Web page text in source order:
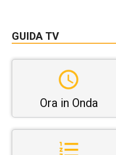
GUIDA TV
Ora in Onda